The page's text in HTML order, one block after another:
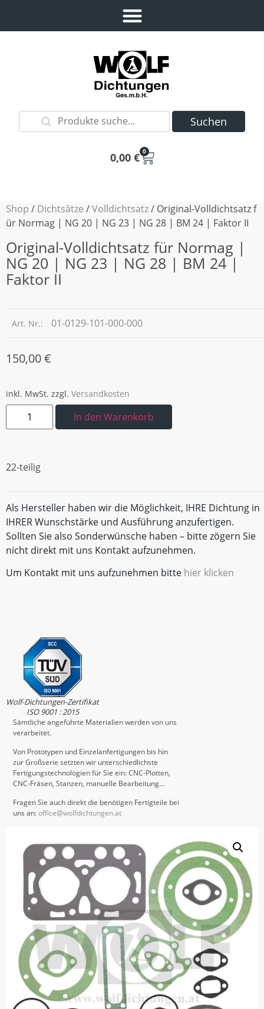
Suchen
0,00 € 0
Shop / Dichtsätze /Volldichtsatz/ Original-Volldichtsatz f
ür Normag | NG 20 | NG 23 | NG 28 | BM 24 | Faktor II
Original-Volldichtsatz für Normag |
NG 20 | NG 23 | NG 28 | BM 24 |
Faktor II
Art. Nr.: 01-0129-101-000-000
150,00€
inkl. MwSt. zzgl. Versandkosten
In den Warenkorb
22-teilig
Als Hersteller haben wir die Möglichkeit, IHRE Dichtung in
IHRER Wunschstärke und Ausführung anzufertigen.
Sollten Sie also Sonderwünsche haben – bitte zögern Sie
nicht direkt mit uns Kontakt aufzunehmen.
Um Kontakt mit uns aufzunehmen bitte hier klicken
Wolf-Dichtungen-Zertifikat
ISO 9001 : 2015
Sämtliche angeführte Materialien werden von uns
verarbeitet.
Von Prototypen und Einzelanfertigungen bis hin
zur Großserie setzten wir unterschiedlichste
Fertigungstechnologien für Sie ein: CNC-Plotten,
CNC-Fräsen, Stanzen, manuelle Bearbeitung…
Fragen Sie auch direkt die benötigen Fertigteile bei
uns an:office@wolfdichtungen.at